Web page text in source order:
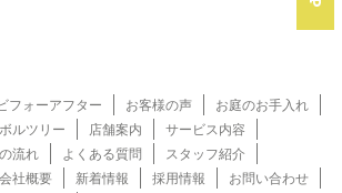
フォーアフター お客様の声
お庭のお手入れ
ルツリー 店舗案内
サービス内容
流れ よくある質問
スタッフ紹介
会社概要 新着情報 採用情報
お問い合わせ